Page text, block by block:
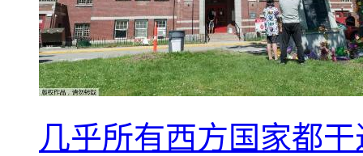
几乎所有西方国家都